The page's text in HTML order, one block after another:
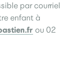
par courriel
enfant à
ou 02